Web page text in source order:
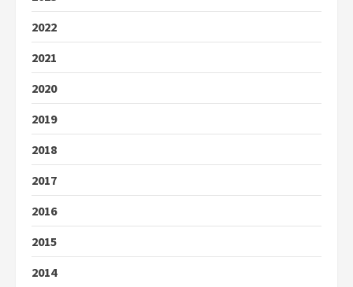
2022
2021
2020
2019
2018
2017
2016
2015
2014